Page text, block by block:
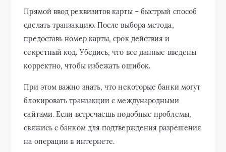
Прямой ввод реквизитов карты – быстрый способ
сделать транзакцию. После выбора метода,
предоставь номер карты, срок действия и
секретный код. Убедись, что все данные введены
корректно, чтобы избежать ошибок.
При этом важно знать, что некоторые банки могут
блокировать транзакции с международными
сайтами. Если встречаешь подобные проблемы,
свяжись с банком для подтверждения разрешения
на операции в интернете.